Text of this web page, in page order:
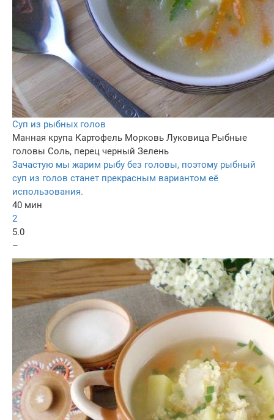
Суп из рыбных голов
Манная крупа Картофель Морковь Луковица Рыбные
головы Соль, перец черный Зелень
Зачастую мы жарим рыбу без головы, поэтому рыбный
суп из голов станет прекрасным вариантом её
использования.
40 мин
2
5.0
–